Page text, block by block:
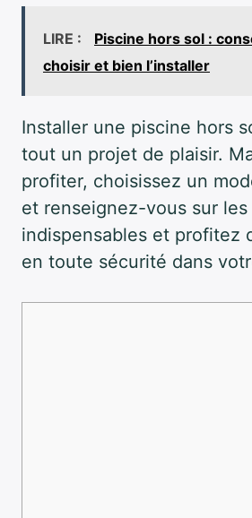
LIRE :
Piscine hors sol :
choisir et bien l’installer
Installer une piscine hors
tout un projet de plaisir.
profiter, choisissez un
et renseignez-vous sur les
indispensables et profitez
en toute sécurité dans